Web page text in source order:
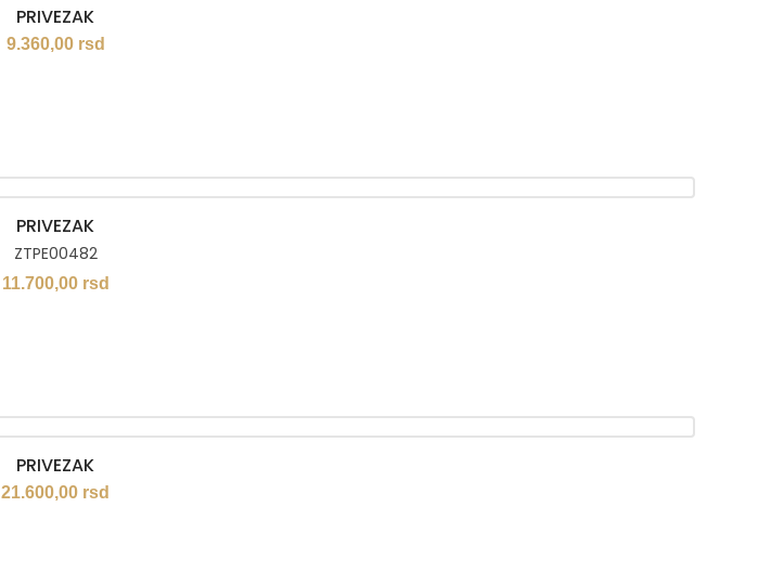
PRIVEZAK
9.360,00 rsd
PRIVEZAK
ZTPE00482
11.700,00 rsd
PRIVEZAK
21.600,00 rsd